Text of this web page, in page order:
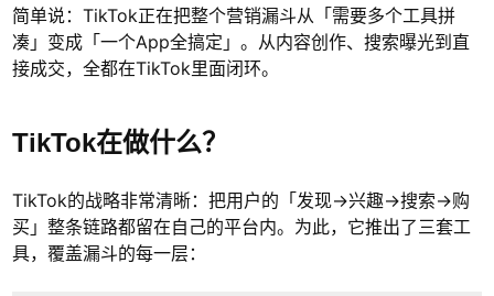
简单说：TikTok正在把整个营销漏斗从「需要多个工具拼
凑」变成「一个App全搞定」。从内容创作、搜索曝光到直
接成交，全都在TikTok里面闭环。
TikTok在做什么？
TikTok的战略非常清晰：把用户的「发现→兴趣→搜索→购
买」整条链路都留在自己的平台内。为此，它推出了三套工
具，覆盖漏斗的每一层：